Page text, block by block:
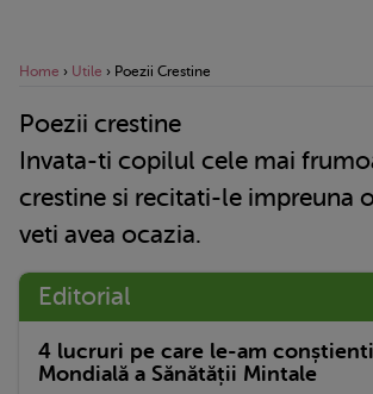
Home › Utile › Poezii Crestine
Poezii crestine
Invata-ti copilul cele mai
crestine si recitati-le impreuna
veti avea ocazia.
Editorial
4 lucruri pe care le-am
Mondială a Sănătății Mintale